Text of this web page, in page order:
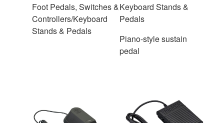
Foot Pedals, Switches &
Controllers/Keyboard
Stands & Pedals
Keyboard Stands &
Pedals
Piano-style sustain
pedal